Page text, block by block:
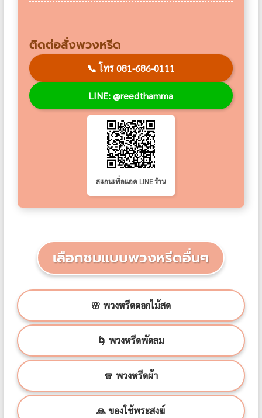
ติดต่อสั่งพวงหรีด
📞โทร 081-686-0111
LINE: @reedthamma
สแกนเพื่อแอด LINE ร้าน
เลือกชมแบบพวงหรีดอื่นๆ
🌸 พวงหรีดดอกไม้สด
🌀 พวงหรีดพัดลม
🧣 พวงหรีดผ้า
🙏 ของใช้พระสงฆ์